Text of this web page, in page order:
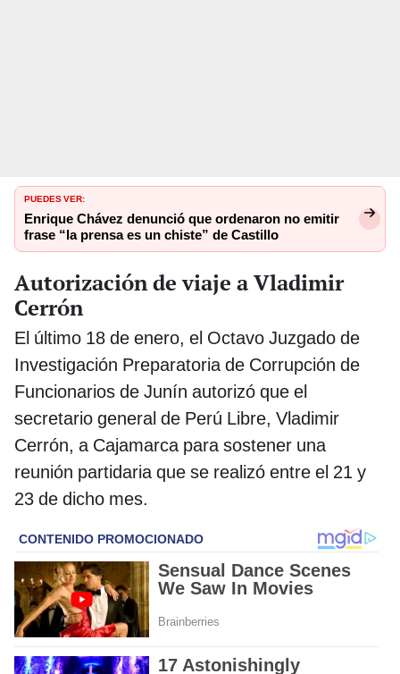
PUEDES VER:
Enrique Chávez denunció que ordenaron no emitir
frase “la prensa es un chiste” de Castillo
Autorización de viaje a Vladimir
Cerrón
El último 18 de enero, el Octavo Juzgado de
Investigación Preparatoria de Corrupción de
Funcionarios de Junín autorizó que el
secretario general de Perú Libre, Vladimir
Cerrón, a Cajamarca para sostener una
reunión partidaria que se realizó entre el 21 y
23 de dicho mes.